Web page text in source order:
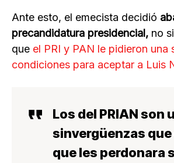
Ante esto, el emecista decidió
precandidatura presidencial, no
que el PRI y PAN le pidieron una
condiciones para aceptar a Luis
Los del PRIAN son
sinvergüenzas
que les perdonara